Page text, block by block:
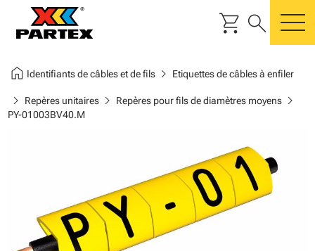
shopping_cart search
home Identifiants de câbles et de filschevron_right Etiquettes de câbles à enfiler
chevron_right Repères unitaireschevron_right Repères pour fils de diamètres moyenschevron_right
PY-01003BV40.M